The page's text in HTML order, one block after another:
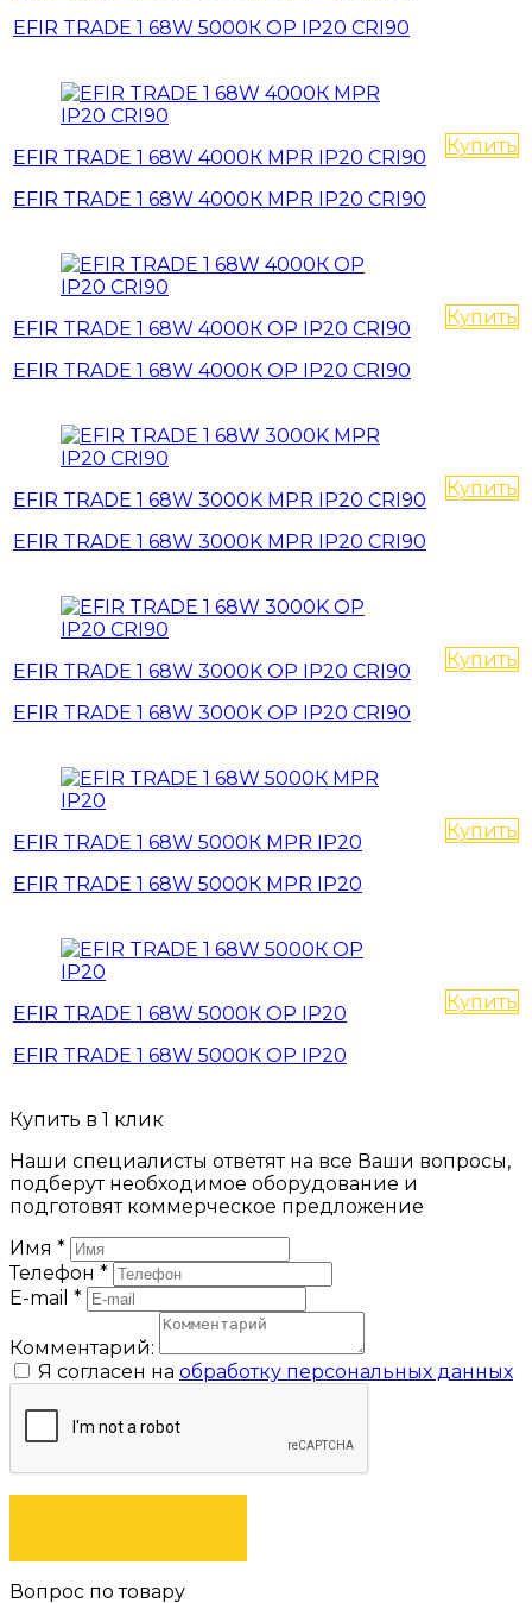
EFIR TRADE 1 68W 5000К OP IP20 CRI90
EFIR TRADE 1 68W 4000К MPR IP20 CRI90
EFIR TRADE 1 68W 4000К MPR IP20 CRI90
Купить
EFIR TRADE 1 68W 4000К OP IP20 CRI90
EFIR TRADE 1 68W 4000К OP IP20 CRI90
Купить
EFIR TRADE 1 68W 3000K MPR IP20 CRI90
EFIR TRADE 1 68W 3000K MPR IP20 CRI90
Купить
EFIR TRADE 1 68W 3000K OP IP20 CRI90
EFIR TRADE 1 68W 3000K OP IP20 CRI90
Купить
EFIR TRADE 1 68W 5000К MPR IP20
EFIR TRADE 1 68W 5000К MPR IP20
Купить
EFIR TRADE 1 68W 5000К OP IP20
EFIR TRADE 1 68W 5000К OP IP20
Купить
Купить в 1 клик
Наши специалисты ответят на все Ваши вопросы,
подберут необходимое оборудование и
подготовят коммерческое предложение
Имя *
Телефон *
E-mail *
Комментарий:
Я согласен на обработку персональных данных
Вопрос по товару